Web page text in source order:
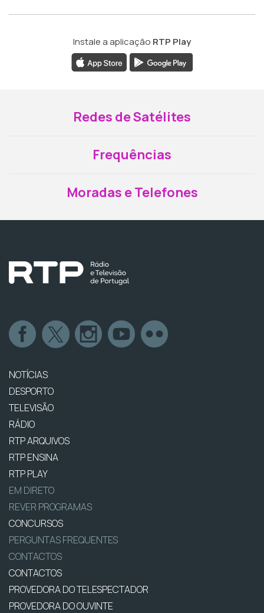
Instale a aplicação RTP Play
Redes de Satélites
Frequências
Moradas e Telefones
NOTÍCIAS
DESPORTO
TELEVISÃO
RÁDIO
RTP ARQUIVOS
RTP ENSINA
RTP PLAY
EM DIRETO
REVER PROGRAMAS
CONCURSOS
PERGUNTAS FREQUENTES
CONTACTOS
CONTACTOS
PROVEDORA DO TELESPECTADOR
PROVEDORA DO OUVINTE